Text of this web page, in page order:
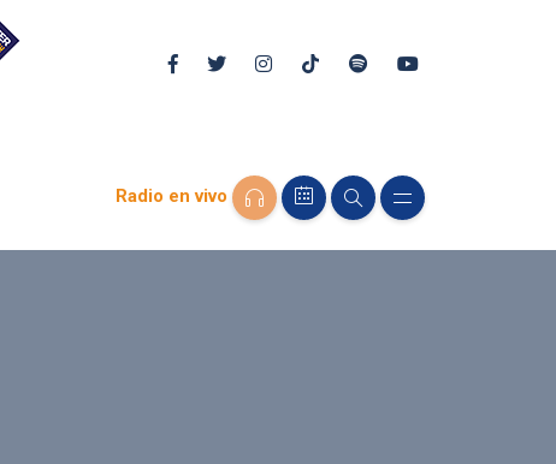
Radio en vivo